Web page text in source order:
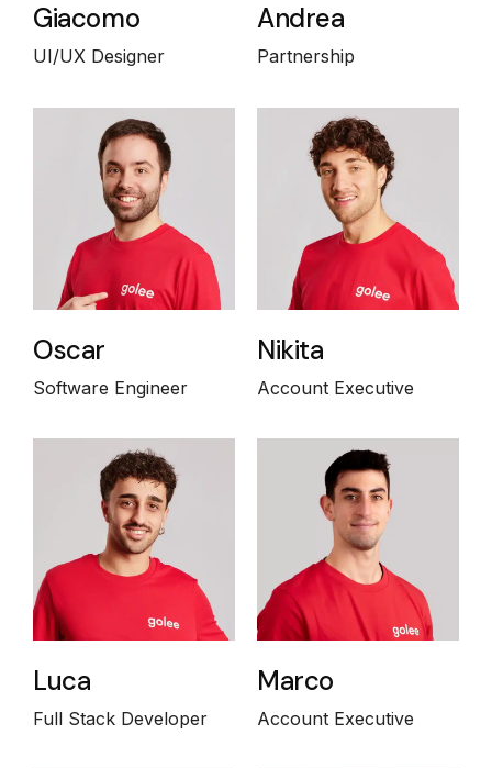
Giacomo
UI/UX Designer
Andrea
Partnership
Oscar
Software Engineer
Nikita
Account Executive
Luca
Full Stack Developer
Marco
Account Executive